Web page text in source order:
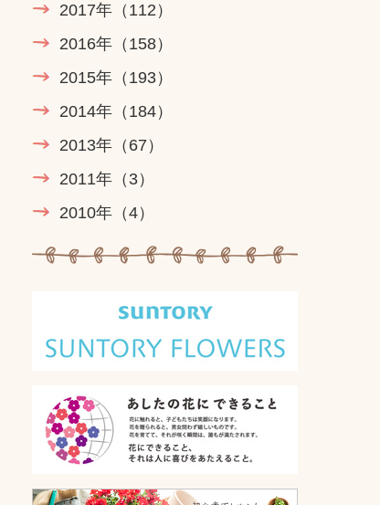
2017年 （112）
2016年 （158）
2015年 （193）
2014年 （184）
2013年 （67）
2011年 （3）
2010年 （4）